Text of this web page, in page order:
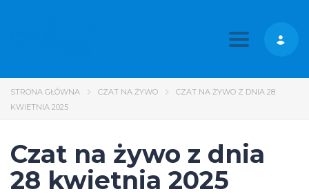
Toggle
STRONA GŁÓWNA CZAT NA ŻYWO
CZAT NA ŻYWO Z DNIA 28
KWIETNIA 2025
Czat na żywo z dnia
28 kwietnia 2025